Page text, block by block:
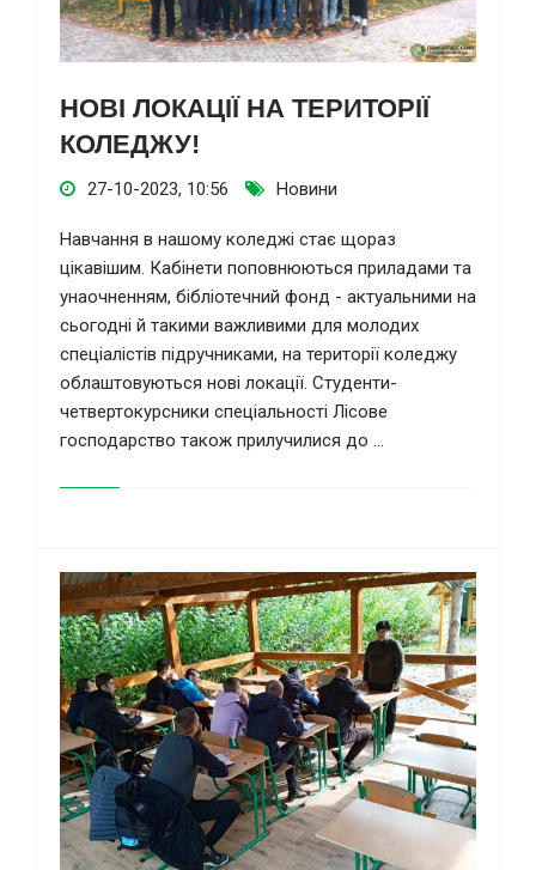
НОВІ ЛОКАЦІЇ НА ТЕРИТОРІЇ
КОЛЕДЖУ!
27-10-2023, 10:56 Новини
Навчання в нашому коледжі стає щораз
цікавішим. Кабінети поповнюються приладами та
унаочненням, бібліотечний фонд - актуальними на
сьогодні й такими важливими для молодих
спеціалістів підручниками, на території коледжу
облаштовуються нові локації. Студенти-
четвертокурсники спеціальності Лісове
господарство також прилучилися до ...